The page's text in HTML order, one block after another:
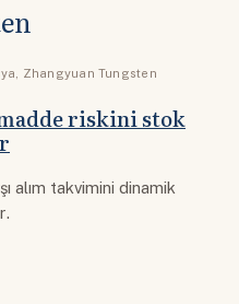
, Zhangyuan Tungsten
riskini stok
alım takvimini dinamik